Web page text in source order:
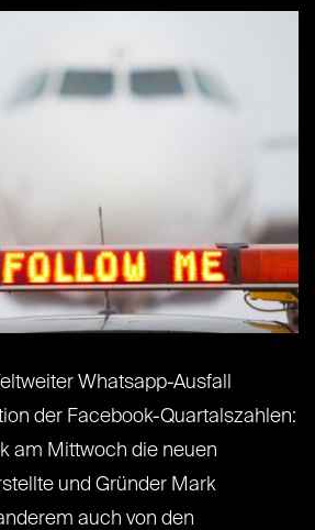
Whatsapp-Ausfall
der Facebook-Quartalszahlen:
am Mittwoch die neuen
und Gründer Mark
auch von den